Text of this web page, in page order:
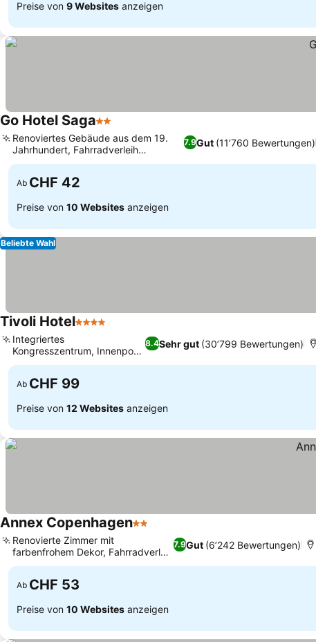
Preise von 9 Websites anzeigen
Go Hotel Saga2 Sterne
7.9Gut (11’760 Bewertungen)
Renoviertes Gebäude aus dem 19.
Jahrhundert, Fahrradverleih
verfügbar
Ab CHF 42
Preise von 10 Websites anzeigen
Beliebte Wahl
Tivoli Hotel4 Sterne
8.4Sehr gut (30’799 Bewertungen)
Integriertes
Kongresszentrum, Innenpool
mit Glasboden
Ab CHF 99
Preise von 12 Websites anzeigen
Annex Copenhagen2 Sterne
7.9Gut (6’242 Bewertungen)
Renovierte Zimmer mit
farbenfrohem Dekor, Fahrradverleih
vor Ort
Ab CHF 53
Preise von 10 Websites anzeigen